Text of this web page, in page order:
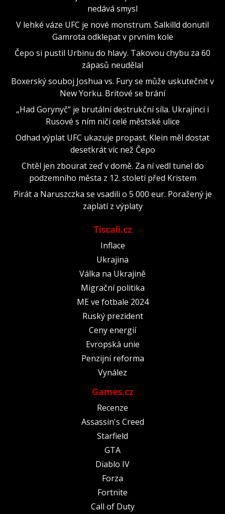
nedává smysl
V lehké váze UFC je nové monstrum. Salkilld donutil
Gamrota odklepat v prvním kole
Čepo si pustil Urbinu do hlavy. Takovou chybu za 60
zápasů neudělal
Boxerský souboj Joshua vs. Fury se může uskutečnit v
New Yorku. Britové se brání
„Had Gorynyč“ je brutální destrukční síla. Ukrajinci i
Rusové s ním ničí celé městské ulice
Odhad výplat UFC ukazuje propast. Klein měl dostat
desetkrát víc než Čepo
Chtěl jen zbourat zeď v domě. Za ní vedl tunel do
podzemního města z 12. století před Kristem
Pirát a Naruszczka se vsadili o 5 000 eur. Poražený je
zaplatí z výplaty
Tiscali.cz
Inflace
Ukrajina
Válka na Ukrajině
Migrační politika
ME ve fotbale 2024
Ruský prezident
Ceny energií
Evropská unie
Penzijní reforma
Vynález
Games.cz
Recenze
Assassin's Creed
Starfield
GTA
Diablo IV
Forza
Fortnite
Call of Duty